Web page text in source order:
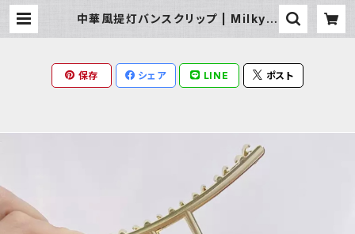
中華風提灯バンスクリップ | Milky R
保存 シェア LINE ポスト